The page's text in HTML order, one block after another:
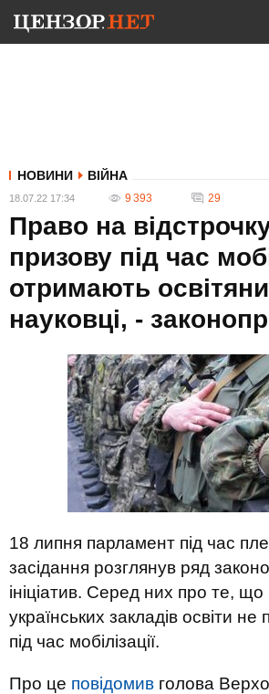
НОВИНИ ВІЙНА
18.07.22 17:34 9 393 29
Право на
призову під час
отримають
науковці, -
18 липня парламент під час
засідання розглянув ряд
ініціатив. Серед них про те, що
українських закладів освіти
під час мобілізації.
Про це повідомив голова